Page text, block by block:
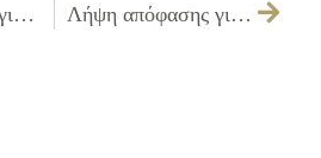
Λήψη απόφασης για χορήγηση αδειών ίδρυσης & λειτουργίας καταστημάτων υγειονομικού ενδιαφέροντος Λήψη απόφασης για την έγκριση Πρακτικού Δημοπρασίας του έργου «ΚΑΤΑΣΚΕΥΗ ΑΣΦΑΛΤΟΤΑΠΗΤΑ ΟΔΩΝ ΤΟΥ ΔΗΜΟΥ ΕΡΓΟΛΑΒΙΑΣ Α3/10»,